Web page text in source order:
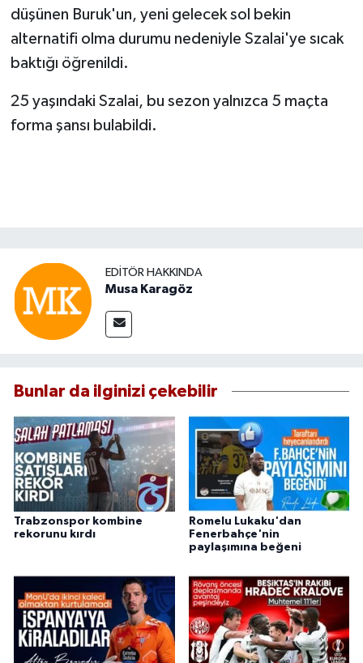
düşünen Buruk'un, yeni gelecek sol bekin
alternatifi olma durumu nedeniyle Szalai'ye sıcak
baktığı öğrenildi.
25 yaşındaki Szalai, bu sezon yalnızca 5 maçta
forma şansı bulabildi.
EDITÖR HAKKINDA
Musa Karagöz
Bunlar da ilginizi çekebilir
Trabzonspor kombine
rekorunu kırdı
Romelu Lukaku'dan
Fenerbahçe'nin
paylaşımına beğeni